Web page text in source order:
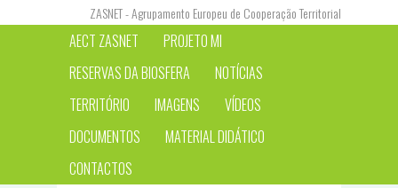
ZASNET - Agrupamento Europeu de Cooperação Territorial
AECT ZASNET
PROJETO MI
RESERVAS DA BIOSFERA
NOTÍCIAS
TERRITÓRIO
IMAGENS
VÍDEOS
DOCUMENTOS
MATERIAL DIDÁTICO
CONTACTOS